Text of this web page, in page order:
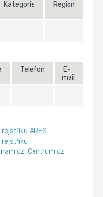
Kategorie Region
Telefon
E-
mail
ARES
rejstříku
, Centrum.cz